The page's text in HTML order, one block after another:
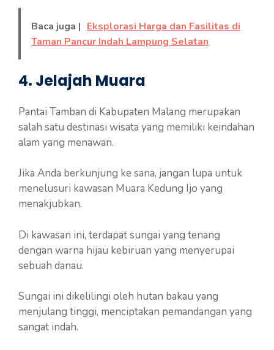
Baca juga | Eksplorasi Harga dan Fasilitas di
Taman Pancur Indah Lampung Selatan
4. Jelajah Muara
Pantai Tamban di Kabupaten Malang merupakan
salah satu destinasi wisata yang memiliki keindahan
alam yang menawan.
Jika Anda berkunjung ke sana, jangan lupa untuk
menelusuri kawasan Muara Kedung Ijo yang
menakjubkan.
Di kawasan ini, terdapat sungai yang tenang
dengan warna hijau kebiruan yang menyerupai
sebuah danau.
Sungai ini dikelilingi oleh hutan bakau yang
menjulang tinggi, menciptakan pemandangan yang
sangat indah.